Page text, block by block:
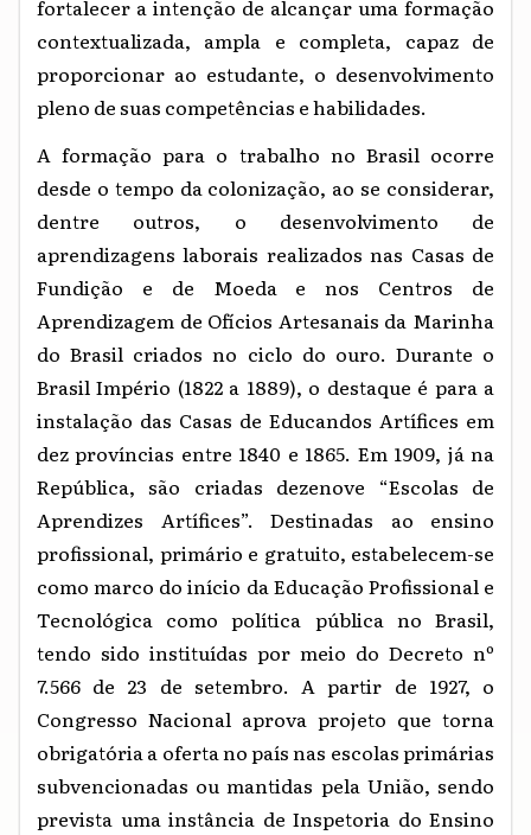
fortalecer a intenção de alcançar uma formação
contextualizada, ampla e completa, capaz de
proporcionar ao estudante, o desenvolvimento
pleno de suas competências e habilidades.
A formação para o trabalho no Brasil ocorre
desde o tempo da colonização, ao se considerar,
dentre outros, o desenvolvimento de
aprendizagens laborais realizados nas Casas de
Fundição e de Moeda e nos Centros de
Aprendizagem de Ofícios Artesanais da Marinha
do Brasil criados no ciclo do ouro. Durante o
Brasil Império (1822 a 1889), o destaque é para a
instalação das Casas de Educandos Artífices em
dez províncias entre 1840 e 1865. Em 1909, já na
República, são criadas dezenove “Escolas de
Aprendizes Artífices”. Destinadas ao ensino
profissional, primário e gratuito, estabelecem-se
como marco do início da Educação Profissional e
Tecnológica como política pública no Brasil,
tendo sido instituídas por meio do Decreto nº
7.566 de 23 de setembro. A partir de 1927, o
Congresso Nacional aprova projeto que torna
obrigatória a oferta no país nas escolas primárias
subvencionadas ou mantidas pela União, sendo
prevista uma instância de Inspetoria do Ensino